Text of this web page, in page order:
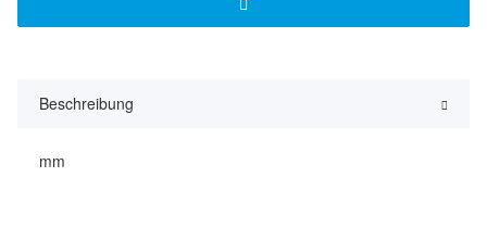
Beschreibung
mm